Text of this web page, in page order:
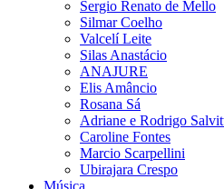
Sergio Renato de Mello
Silmar Coelho
Valcelí Leite
Silas Anastácio
ANAJURE
Elis Amâncio
Rosana Sá
Adriane e Rodrigo
Caroline Fontes
Marcio Scarpellini
Ubirajara Crespo
Música